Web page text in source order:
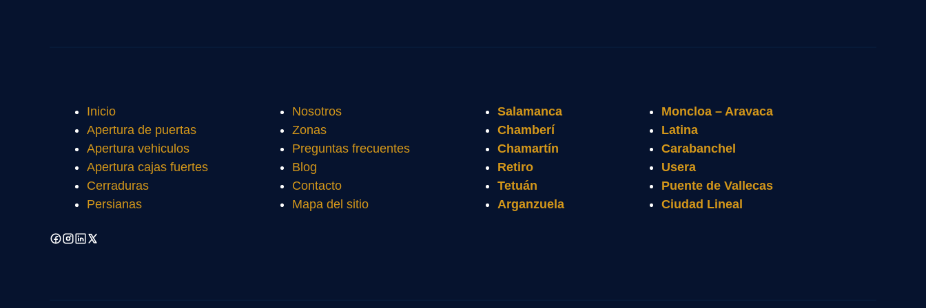
Inicio
Apertura de puertas
Apertura vehiculos
Apertura cajas fuertes
Cerraduras
Persianas
Nosotros
Zonas
Preguntas frecuentes
Blog
Contacto
Mapa del sitio
Salamanca
Chamberí
Chamartín
Retiro
Tetuán
Arganzuela
Moncloa – Aravaca
Latina
Carabanchel
Usera
Puente de Vallecas
Ciudad Lineal